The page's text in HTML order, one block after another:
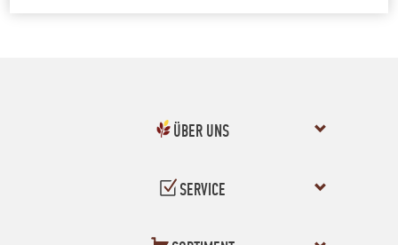
ÜBER UNS
SERVICE